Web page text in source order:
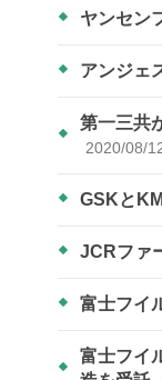
ヤンセン
アンジェ
第一三共
2020/08/
GSKと
JCRファ
富士フイ
富士フイ